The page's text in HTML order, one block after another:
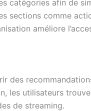
catégories afin de
sections comme
améliore
des
les utilisateurs
de streaming.